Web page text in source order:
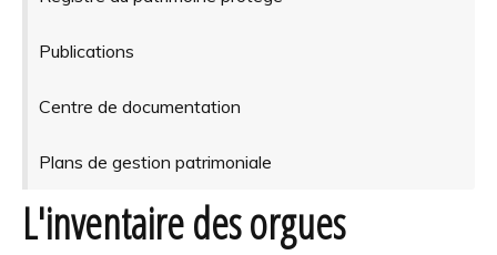
Publications
Centre de documentation
Plans de gestion patrimoniale
L'inventaire des orgues